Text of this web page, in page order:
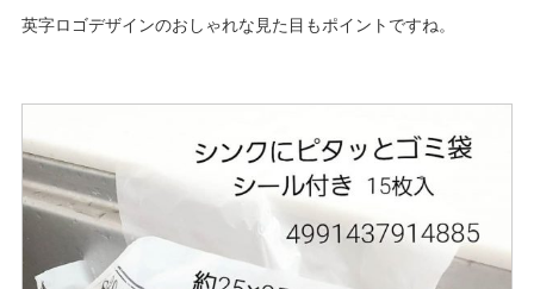
英字ロゴデザインのおしゃれな見た目もポイントですね。